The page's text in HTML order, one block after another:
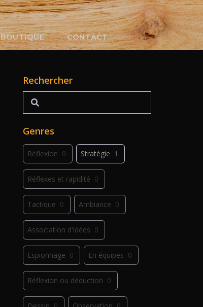
BOUTIQUE CONTACT
Rechercher
Rechercher
Genres
Réflexion 0 Stratégie 1
Réflexes et rapidité 0
Tactique 0 Ambiance 0
Association d'idées 0
Espionnage 0 En équipes 0
Réflexion ou déduction 0